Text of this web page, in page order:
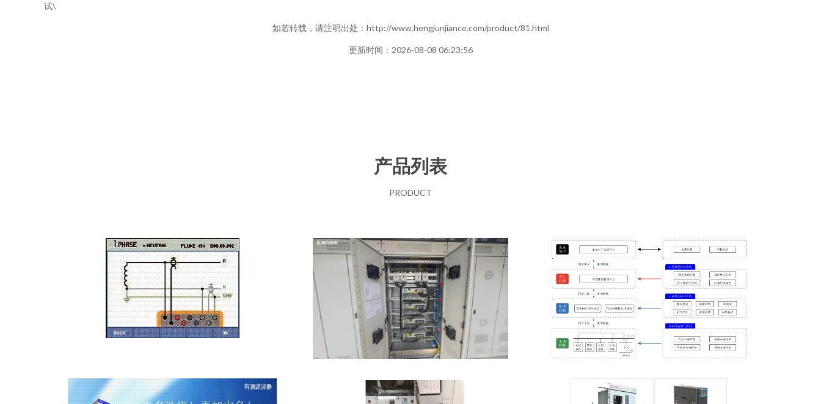
试\
如若转载，请注明出处：http://www.hengjunjiance.com/product/81.html
更新时间：2026-08-08 06:23:56
产品列表
PRODUCT